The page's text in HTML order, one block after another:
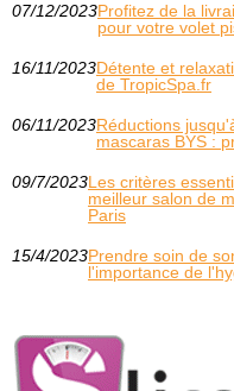
07/12/2023Profitez de la
pour votre volet
16/11/2023Détente et
de TropicSpa.fr
06/11/2023Réductions
mascaras BYS :
09/7/2023Les critères
meilleur salon de
Paris
15/4/2023Prendre soin de
l'importance de